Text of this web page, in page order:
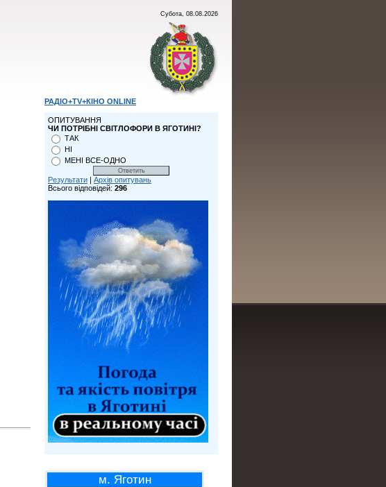
Субота, 08.08.2026
РАДІО+TV+КІНО ONLINE
ОПИТУВАННЯ
ЧИ ПОТРІБНІ СВІТЛОФОРИ В ЯГОТИНІ?
ТАК
НІ
МЕНІ ВСЕ-ОДНО
Результати | Архів опитувань
Всього відповідей: 296
м. Яготин